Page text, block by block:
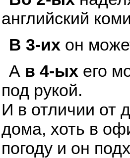
английский
В 3-их он
А в 4-ых его
под рукой.
И в отличии от
дома, хоть в
погоду и он